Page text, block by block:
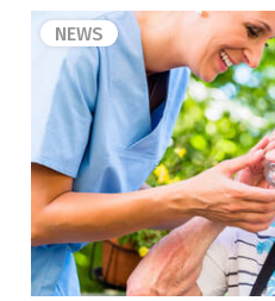
NEWS